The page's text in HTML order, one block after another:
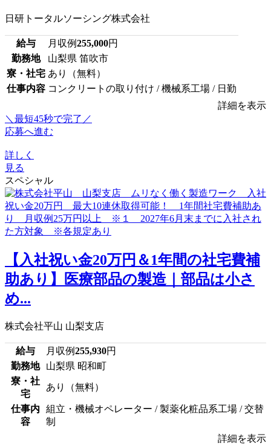
日研トータルソーシング株式会社
給与 月収例255,000円
勤務地
山梨県 笛吹市
寮・社宅 あり（無料）
仕事内容 コンクリートの取り付け / 機械系工場 / 日勤
詳細を表示
＼最短45秒で完了／
応募へ進む
詳しく
見る
スペシャル
【入社祝い金20万円＆1年間の社宅費補
助あり】医療部品の製造｜部品は小さ
め...
株式会社平山 山梨支店
給与 月収例255,930円
勤務地
山梨県 昭和町
寮・社
宅
あり（無料）
仕事内
容
組立・機械オペレーター / 製薬化粧品系工場 / 交替
制
詳細を表示